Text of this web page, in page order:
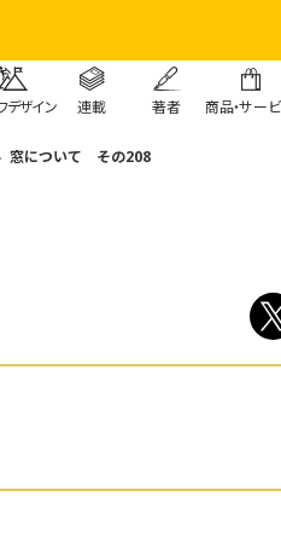
デザイン 連載 著者 商品・サー
窓について その208